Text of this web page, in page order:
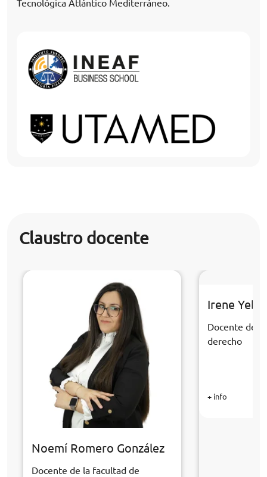
Tecnológica Atlántico Mediterráneo.
Claustro docente
Noemí Romero González
Docente de la facultad de
Irene
Docente de
derecho
+ info